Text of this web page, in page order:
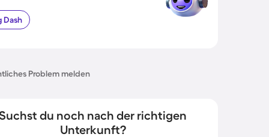
Dash
Problem melden
du noch nach der richtigen
Unterkunft?